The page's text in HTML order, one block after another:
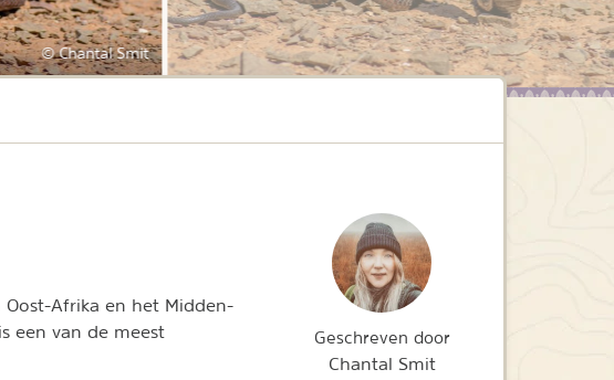
© Chantal Smit
Afrika en het Midden-
een van de meest
Geschreven door
Chantal Smit